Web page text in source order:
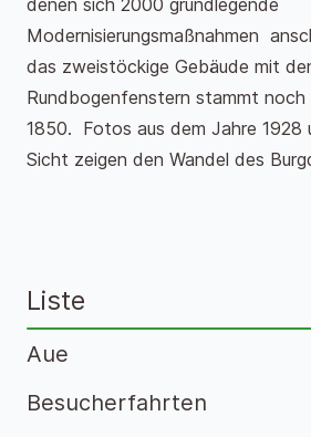
denen sich 2000 grundlegende
Modernisierungsmaßnahmen
das zweistöckige Gebäude mit
Rundbogenfenstern stammt noch
1850. Fotos aus dem Jahre 1928
Sicht zeigen den Wandel des
Liste
Aue
Besucherfahrten